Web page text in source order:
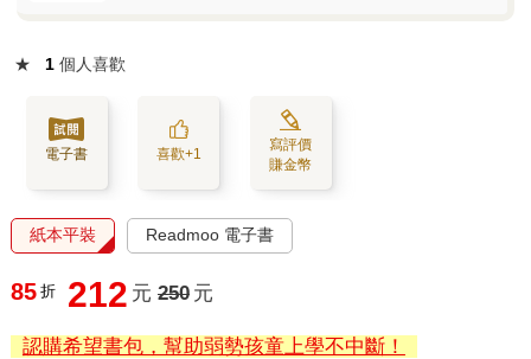
★ 1 個人喜歡
電子書 喜歡+1
寫評價
賺金幣
紙本平裝 Readmoo 電子書
85 折 212 元 250 元
認購希望書包，幫助弱勢孩童上學不中斷！